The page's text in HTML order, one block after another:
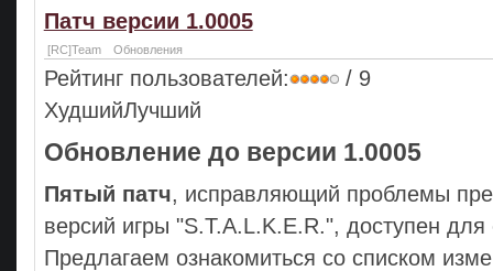
Патч версии 1.0005
[RC]Team Обновления
Рейтинг пользователей:
/ 9
ХудшийЛучший
Обновление до версии 1.0005
Пятый патч, исправляющий проблемы
версий игры "S.T.A.L.K.E.R.", доступен для
Предлагаем ознакомиться со списком